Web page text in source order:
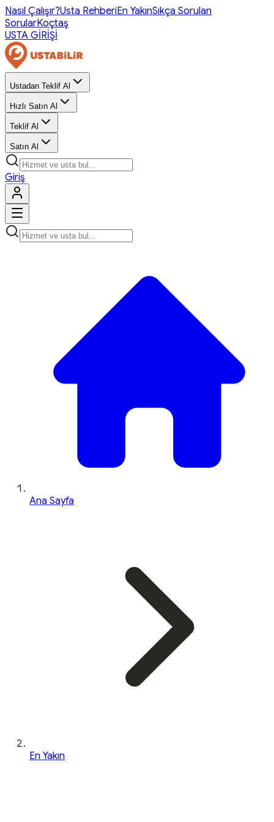
Nasıl Çalışır?Usta RehberiEn YakınSıkça Sorulan
SorularKoçtaş
USTA GİRİŞİ
Ustadan Teklif Al
Hızlı Satın Al
Teklif Al
Satın Al
Giriş
Ana Sayfa
En Yakın